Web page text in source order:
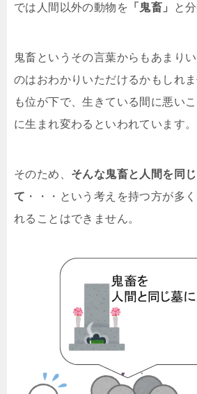
では人間以外の動物を 「鬼畜」 と
鬼畜というその言葉からもあまり
のはおわかりいただけるかもしれ
も位が下で、生きている間に悪い
に生まれ変わるといわれています。
そのため、 そんな鬼畜と人間を同
て ・・・という考えを持つ方が多
れることはできません。